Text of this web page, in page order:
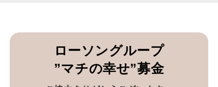
ローソングループ
”マチの幸せ”募金